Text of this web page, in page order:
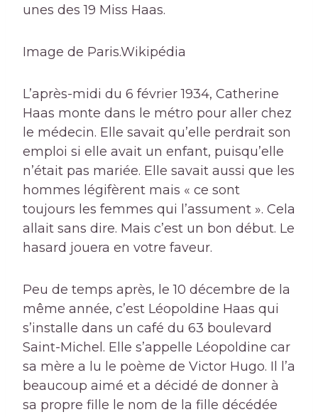
unes des 19 Miss Haas.
Image de Paris.Wikipédia
L’après-midi du 6 février 1934, Catherine
Haas monte dans le métro pour aller chez
le médecin. Elle savait qu’elle perdrait son
emploi si elle avait un enfant, puisqu’elle
n’était pas mariée. Elle savait aussi que les
hommes légifèrent mais « ce sont
toujours les femmes qui l’assument ». Cela
allait sans dire. Mais c’est un bon début. Le
hasard jouera en votre faveur.
Peu de temps après, le 10 décembre de la
même année, c’est Léopoldine Haas qui
s’installe dans un café du 63 boulevard
Saint-Michel. Elle s’appelle Léopoldine car
sa mère a lu le poème de Victor Hugo. Il l’a
beaucoup aimé et a décidé de donner à
sa propre fille le nom de la fille décédée